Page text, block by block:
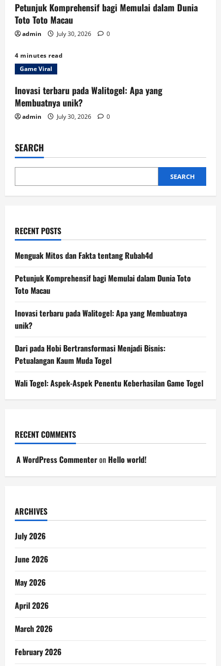
o
n
Petunjuk Komprehensif bagi Memulai dalam Dunia
Toto Toto Macau
admin July 30, 2026 0
4 minutes read
Game Viral
Inovasi terbaru pada Walitogel: Apa yang
Membuatnya unik?
admin July 30, 2026 0
SEARCH
SEARCH
RECENT POSTS
Menguak Mitos dan Fakta tentang Rubah4d
Petunjuk Komprehensif bagi Memulai dalam Dunia Toto
Toto Macau
Inovasi terbaru pada Walitogel: Apa yang Membuatnya
unik?
Dari pada Hobi Bertransformasi Menjadi Bisnis:
Petualangan Kaum Muda Togel
Wali Togel: Aspek-Aspek Penentu Keberhasilan Game Togel
RECENT COMMENTS
A WordPress Commenteron Hello world!
ARCHIVES
July 2026
June 2026
May 2026
April 2026
March 2026
February 2026